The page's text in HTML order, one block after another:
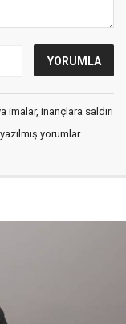
inançlara saldırı
yorumlar